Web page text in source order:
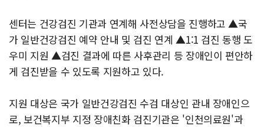
센터는 건강검진 기관과 연계해 사전상담을 진행하고 ▲국
가 일반건강검진 예약 안내 및 검진 연계 ▲1:1 검진 동행 도
우미 지원 ▲검진 결과에 따른 사후관리 등 장애인이 편안하
게 검진받을 수 있도록 지원하고 있다.
지원 대상은 국가 일반건강검진 수검 대상인 관내 장애인으
로, 보건복지부 지정 장애친화 검진기관은 '인천의료원'과